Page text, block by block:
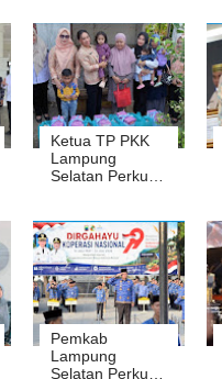
Ketua TP PKK
Lampung
Selatan Perkuat
Stunting
Pemkab
Lampung
Selatan Perkuat